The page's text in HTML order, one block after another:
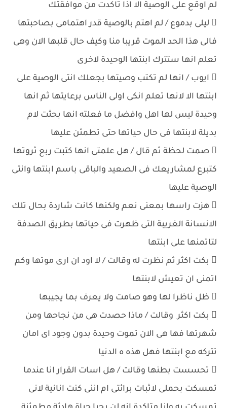
لم اوقع على الوصية الا اذا تاكدت من موافقتك
 ليلى بدموع / لم اهتم بالوصية قدر اهتمامى بصاحبتها
فالى هذا الحد الموت قريبا منا وكيف حال قلبها الان وهى
تعلم انها ستترك ابنتها الوحيدة لاخرى
 ايوب / انها لم تكتب وصيتها بجعلك انتى الوصية على
ابنتها الا لانها تعلم انكى اولى الناس برعايتها ثم انها
وحيدة ليس لها اهل وافضل ما فعلته انها بحثت لام
بديلة لابنتها فى حال حياتها حتى تطمئن عليها
 صمت لحظة ثم قال / هل علمتى انها كتبت ربع ثروتها
كتبرع لمشاريعك فى الصعيد والباقى باسم ابنتها وانتى
الوصية عليها
 هزت راسها بمعنى نعم ولكنها كانت شاردة بحال تلك
الانسانة الغريبة التى ظهرت فى حياتها بطريق الصدفة
لتاتمنها على ابنتها
 بكت اكثر ثم نظرت له وقالت / لا اود ان ارى موتها وكم
اتمنى ان تعيش لابنتها
 ظل ناظرا لها وهو صامت ولا يعرف بما يجيبها
 بكت اكثر وقالت / ماذا حصدت هى من نجاحها ومن
شهرتها فها هى الان تموت وحيدة بدون وجود اى امان
تتركه مع ابنتها فهل هذه ه الدنيا
 تحسست بطنها وقالت / هل اسات القرار انا عندما
تمسكت بحملى لاثبات برائتى ام اننى كنت انانية لانى